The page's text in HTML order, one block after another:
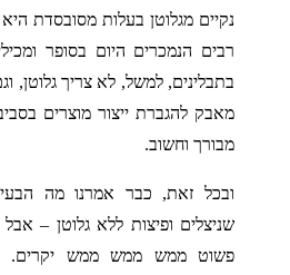
נקיים מגלוטן בעלות מסובסדת
רבים הנמכרים היום בסופר
בתבלינים, למשל, לא צריך גלוטן,
מאבק להגברת ייצור מוצרים
מבורך וחשוב.
ובכל זאת, כבר אמרנו מה
שניצלים ופיצות ללא גלוטן –
פשוט ממש ממש ממש יקרים.